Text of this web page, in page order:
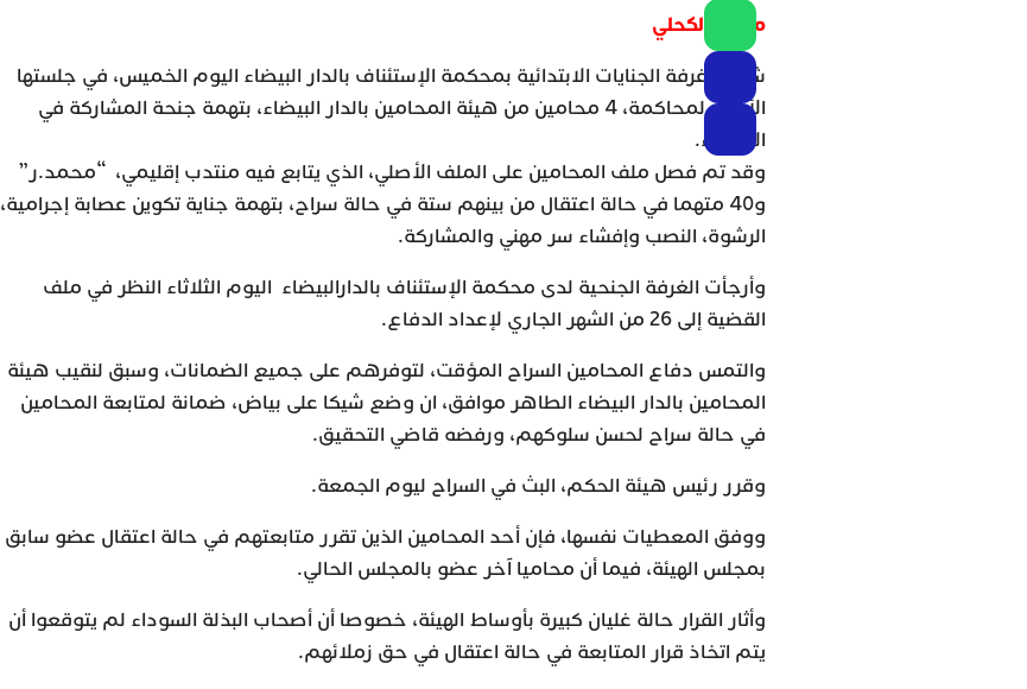
محمد الكحلي
شرعت غرفة الجنايات الابتدائية بمحكمة الإستئناف بالدار البيضاء اليوم الخميس، في جلستها
الأولى لمحاكمة، 4 محامين من هيئة المحامين بالدار البيضاء، بتهمة جنحة المشاركة في
الارتشاء.
وقد تم فصل ملف المحامين على الملف الأصلي، الذي يتابع فيه منتدب إقليمي، “محمد.ر”
و40 متهما في حالة اعتقال من بينهم ستة في حالة سراح، بتهمة جناية تكوين عصابة إجرامية،
الرشوة، النصب وإفشاء سر مهني والمشاركة.
وأرجأت الغرفة الجنحية لدى محكمة الإستئناف بالدارالبيضاء اليوم الثلاثاء النظر في ملف
القضية إلى 26 من الشهر الجاري لإعداد الدفاع.
والتمس دفاع المحامين السراح المؤقت، لتوفرهم على جميع الضمانات، وسبق لنقيب هيئة
المحامين بالدار البيضاء الطاهر موافق، ان وضع شيكا على بياض، ضمانة لمتابعة المحامين
في حالة سراح لحسن سلوكهم، ورفضه قاضي التحقيق.
وقرر رئيس هيئة الحكم، البث في السراح ليوم الجمعة.
ووفق المعطيات نفسها، فإن أحد المحامين الذين تقرر متابعتهم في حالة اعتقال عضو سابق
بمجلس الهيئة، فيما أن محاميا آخر عضو بالمجلس الحالي.
وأثار القرار حالة غليان كبيرة بأوساط الهيئة، خصوصا أن أصحاب البذلة السوداء لم يتوقعوا أن
يتم اتخاذ قرار المتابعة في حالة اعتقال في حق زملائهم.